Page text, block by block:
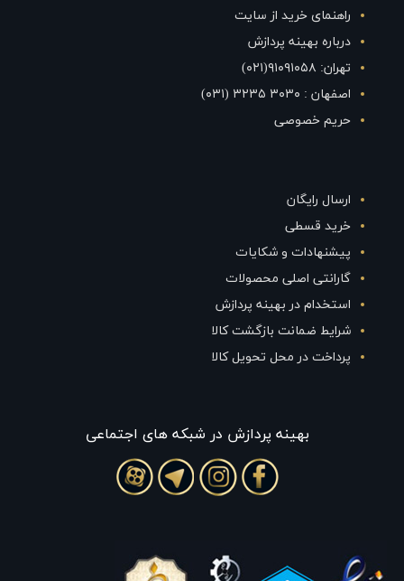
راهنمای خرید از سایت
درباره بهینه پردازش
تهران: ۹۱۰۹۱۰۵۸(۰۲۱)
اصفهان : ۳۰۳۰ ۳۲۳۵ (۰۳۱)
حریم خصوصی
ارسال رایگان
خرید قسطی
پیشنهادات و شکایات
گارانتی اصلی محصولات
استخدام در بهینه پردازش
شرایط ضمانت بازگشت کالا
پرداخت در محل تحویل کالا
بهينه پردازش در شبکه های اجتماعی